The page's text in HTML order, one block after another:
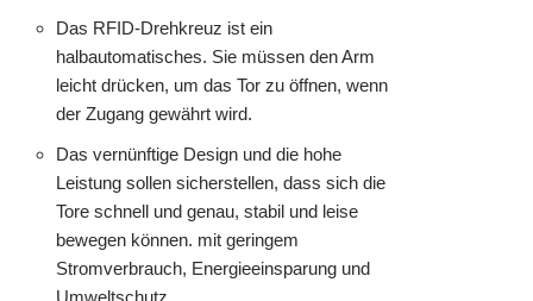
Das RFID-Drehkreuz ist ein
halbautomatisches. Sie müssen den Arm
leicht drücken, um das Tor zu öffnen, wenn
der Zugang gewährt wird.
Das vernünftige Design und die hohe
Leistung sollen sicherstellen, dass sich die
Tore schnell und genau, stabil und leise
bewegen können. mit geringem
Stromverbrauch, Energieeinsparung und
Umweltschutz.